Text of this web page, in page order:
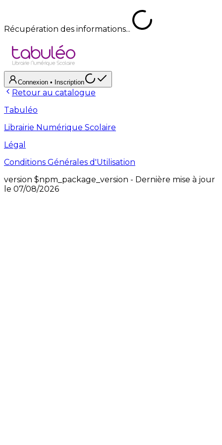
Récupération des informations...
Connexion • Inscription
Retour au catalogue
Tabuléo
Librairie Numérique Scolaire
Légal
Conditions Générales d'Utilisation
version $npm_package_version - Dernière mise à jour
le 07/08/2026